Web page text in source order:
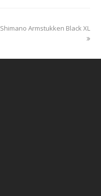
next
Shimano Armstukken Black XL